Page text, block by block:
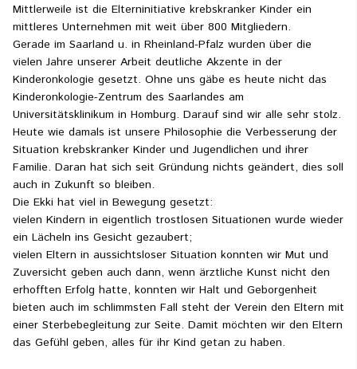
Mittlerweile ist die Elterninitiative krebskranker Kinder ein
mittleres Unternehmen mit weit über 800 Mitgliedern.
Gerade im Saarland u. in Rheinland-Pfalz wurden über die
vielen Jahre unserer Arbeit deutliche Akzente in der
Kinderonkologie gesetzt. Ohne uns gäbe es heute nicht das
Kinderonkologie-Zentrum des Saarlandes am
Universitätsklinikum in Homburg. Darauf sind wir alle sehr stolz.
Heute wie damals ist unsere Philosophie die Verbesserung der
Situation krebskranker Kinder und Jugendlichen und ihrer
Familie. Daran hat sich seit Gründung nichts geändert, dies soll
auch in Zukunft so bleiben.
Die Ekki hat viel in Bewegung gesetzt:
vielen Kindern in eigentlich trostlosen Situationen wurde wieder
ein Lächeln ins Gesicht gezaubert;
vielen Eltern in aussichtsloser Situation konnten wir Mut und
Zuversicht geben auch dann, wenn ärztliche Kunst nicht den
erhofften Erfolg hatte, konnten wir Halt und Geborgenheit
bieten auch im schlimmsten Fall steht der Verein den Eltern mit
einer Sterbebegleitung zur Seite. Damit möchten wir den Eltern
das Gefühl geben, alles für ihr Kind getan zu haben.